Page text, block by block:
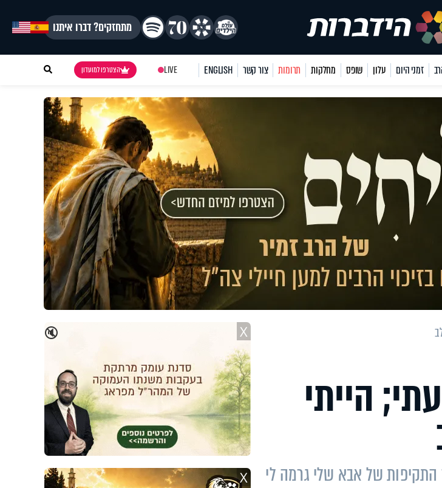
מתחזקים? דברו איתנו
זמני היום עלון שופס מחלקות תרומות צור קשר ENGLISH
LIVE הצטרפו למועדון
הייתי
של אבא שלי גרמה לי
🔇 X
X